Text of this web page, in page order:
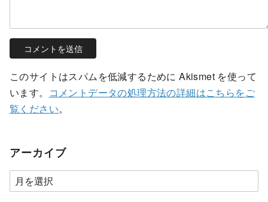
このサイトはスパムを低減するために Akismet を使って
います。
コメントデータの処理方法の詳細はこちらをご
覧ください。
アーカイブ
ア
ー